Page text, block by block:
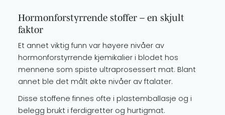
Hormonforstyrrende stoffer – en skjult
faktor
Et annet viktig funn var høyere nivåer av
hormonforstyrrende kjemikalier i blodet hos
mennene som spiste ultraprosessert mat. Blant
annet ble det målt økte nivåer av ftalater.
Disse stoffene finnes ofte i plastemballasje og i
belegg brukt i ferdigretter og hurtigmat.